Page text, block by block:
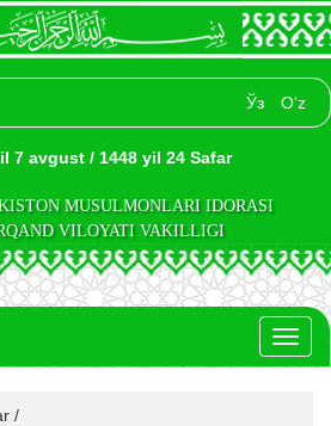
Ўз O‘z
7 avgust / 1448 yil 24 Safar
MUSULMONLARI IDORASI
VILOYATI VAKILLIGI
/